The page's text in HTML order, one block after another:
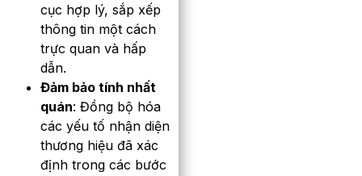
cục hợp lý, sắp xếp
thông tin một cách
trực quan và hấp
dẫn.
Đảm bảo tính nhất
quán: Đồng bộ hóa
các yếu tố nhận diện
thương hiệu đã xác
định trong các bước